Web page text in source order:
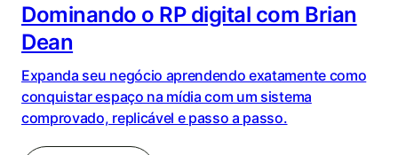
Dominando o RP digital com Brian
Dean
Expanda seu negócio aprendendo exatamente como
conquistar espaço na mídia com um sistema
comprovado, replicável e passo a passo.